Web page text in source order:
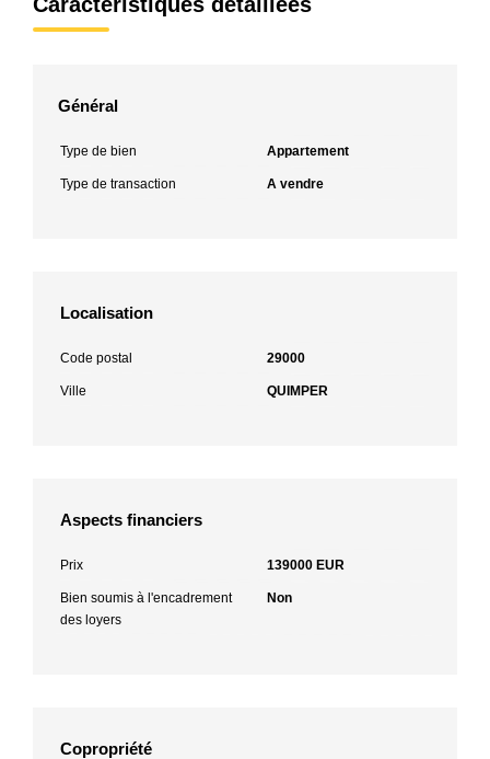
Général
Type de bien Appartement
Type de transaction A vendre
Localisation
Code postal 29000
Ville QUIMPER
Aspects financiers
Prix 139000 EUR
Bien soumis à l'encadrement
des loyers
Non
Copropriété